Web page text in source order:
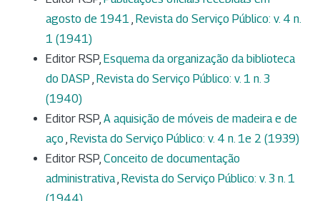
agosto de 1941
Revista do Serviço Público: v. 4 n.
1 (1941)
Editor RSP, Esquema da organização da biblioteca
do DASP Revista do Serviço Público: v. 1 n. 3
(1940)
Editor RSP, A aquisição de móveis de madeira e de
aço Revista do Serviço Público: v. 4 n. 1e 2 (1939)
Editor RSP, Conceito de documentação
administrativa Revista do Serviço Público: v. 3 n. 1
(1944)